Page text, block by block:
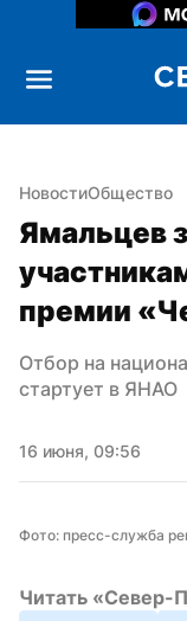
НовостиОбщество
Ямальцев
премии
Отбор на
стартует в ЯНАО
16 июня, 09:56
Фото: пресс-служба
Читать «Север-